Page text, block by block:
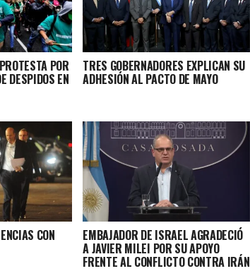
POR
DESPIDOS EN
TRES GOBERNADORES EXPLICAN SU
ADHESIÓN AL PACTO DE MAYO
CON EMBAJADOR DE ISRAEL AGRADECIÓ
A JAVIER MILEI POR SU APOYO
FRENTE AL CONFLICTO CONTRA IRÁN